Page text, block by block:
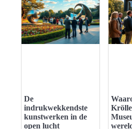
De
indrukwekkendste
kunstwerken in de
open lucht